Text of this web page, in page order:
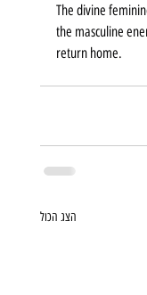
The divine
the masculine
return home.
הצג הכול